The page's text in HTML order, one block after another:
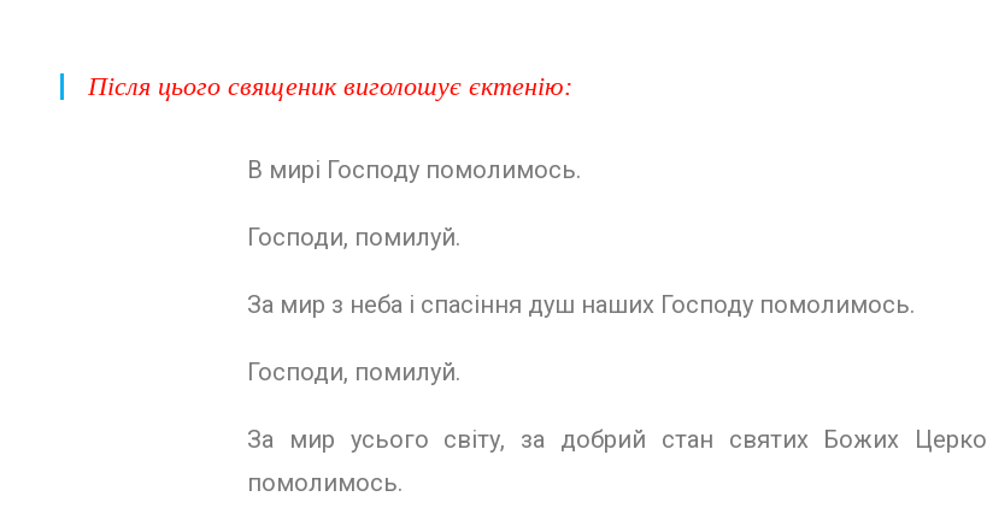
Після цього свяще­ник виголошує єктенію:
В мирі Господу помолимось.
Господи, помилуй.
За мир з неба і спасіння душ наших Господу помолимось.
Господи, помилуй.
За мир усього світу, за добрий стан святих Божих
помолимось.